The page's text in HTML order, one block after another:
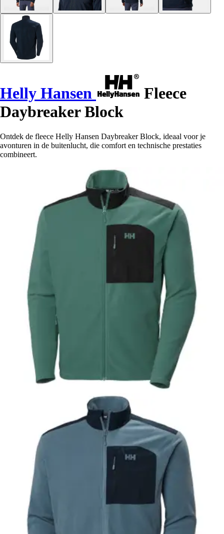
Helly Hansen
Fleece
Daybreaker Block
Ontdek de fleece Helly Hansen Daybreaker Block, ideaal voor je
avonturen in de buitenlucht, die comfort en technische prestaties
combineert.